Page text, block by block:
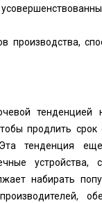
тенденцией
продлить
тенденция
устройства,
набирать